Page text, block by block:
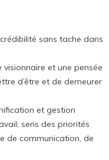
sans tache dans
et une pensée
d’être et de demeurer
et gestion
sens des priorités
de communication, de